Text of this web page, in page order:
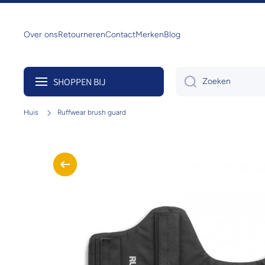
Over onsRetournerenContactMerkenBlog
SHOPPEN BIJ Zoeken
Huis Ruffwear brush guard